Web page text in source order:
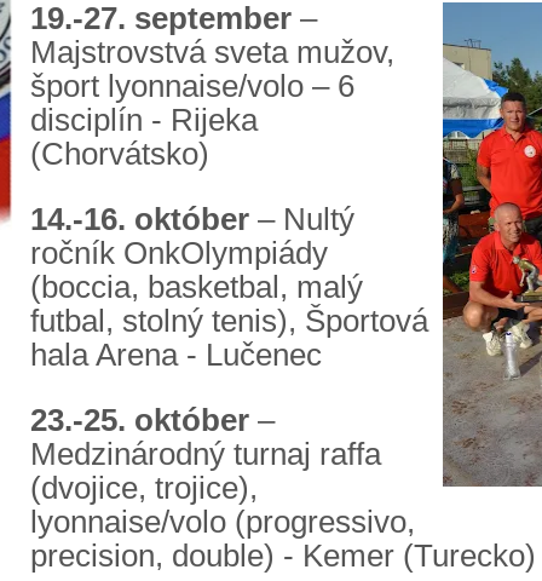
19.-27. september –
Majstrovstvá sveta mužov,
šport lyonnaise/volo – 6
disciplín - Rijeka
(Chorvátsko)
14.-16. október – Nultý
ročník OnkOlympiády
(boccia, basketbal, malý
futbal, stolný tenis), Športová
hala Arena - Lučenec
23.-25. október –
Medzinárodný turnaj raffa
(dvojice, trojice),
lyonnaise/volo (progressivo,
precision, double) - Kemer (Turecko)